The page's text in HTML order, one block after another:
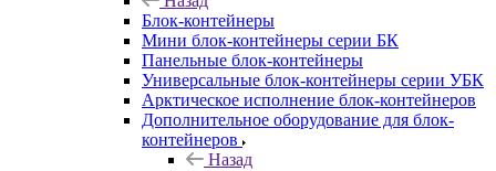
Блок-контейнеры
Мини блок-контейнеры серии БК
Панельные блок-контейнеры
Универсальные блок-контейнеры серии УБК
Арктическое исполнение блок-контейнеров
Дополнительное оборудование для блок-
контейнеров
Назад